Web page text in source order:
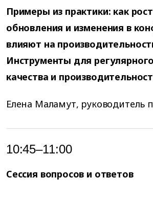
Примеры из практики: как
обновления и изменения в
влияют на
Инструменты для
качества и
Елена Маламут, руководитель
10:45–11:00
Сессия вопросов и ответов